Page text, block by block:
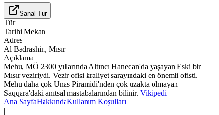
Sanal Tur
Tür
Tarihi Mekan
Adres
Al Badrashin, Mısır
Açıklama
Mehu, MÖ 2300 yıllarında Altıncı Hanedan'da yaşayan Eski bir
Mısır veziriydi. Vezir ofisi kraliyet sarayındaki en önemli ofisti.
Mehu daha çok Unas Piramidi'nden çok uzakta olmayan
Saqqara'daki anıtsal mastabalarından bilinir. Vikipedi
Ana SayfaHakkındaKullanım Koşulları
|